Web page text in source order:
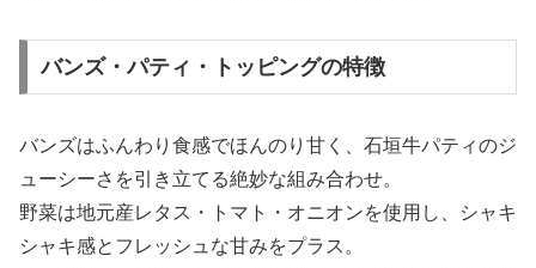
バンズ・パティ・トッピングの特徴
バンズはふんわり食感でほんのり甘く、石垣牛パティのジ
ューシーさを引き立てる絶妙な組み合わせ。
野菜は地元産レタス・トマト・オニオンを使用し、シャキ
シャキ感とフレッシュな甘みをプラス。